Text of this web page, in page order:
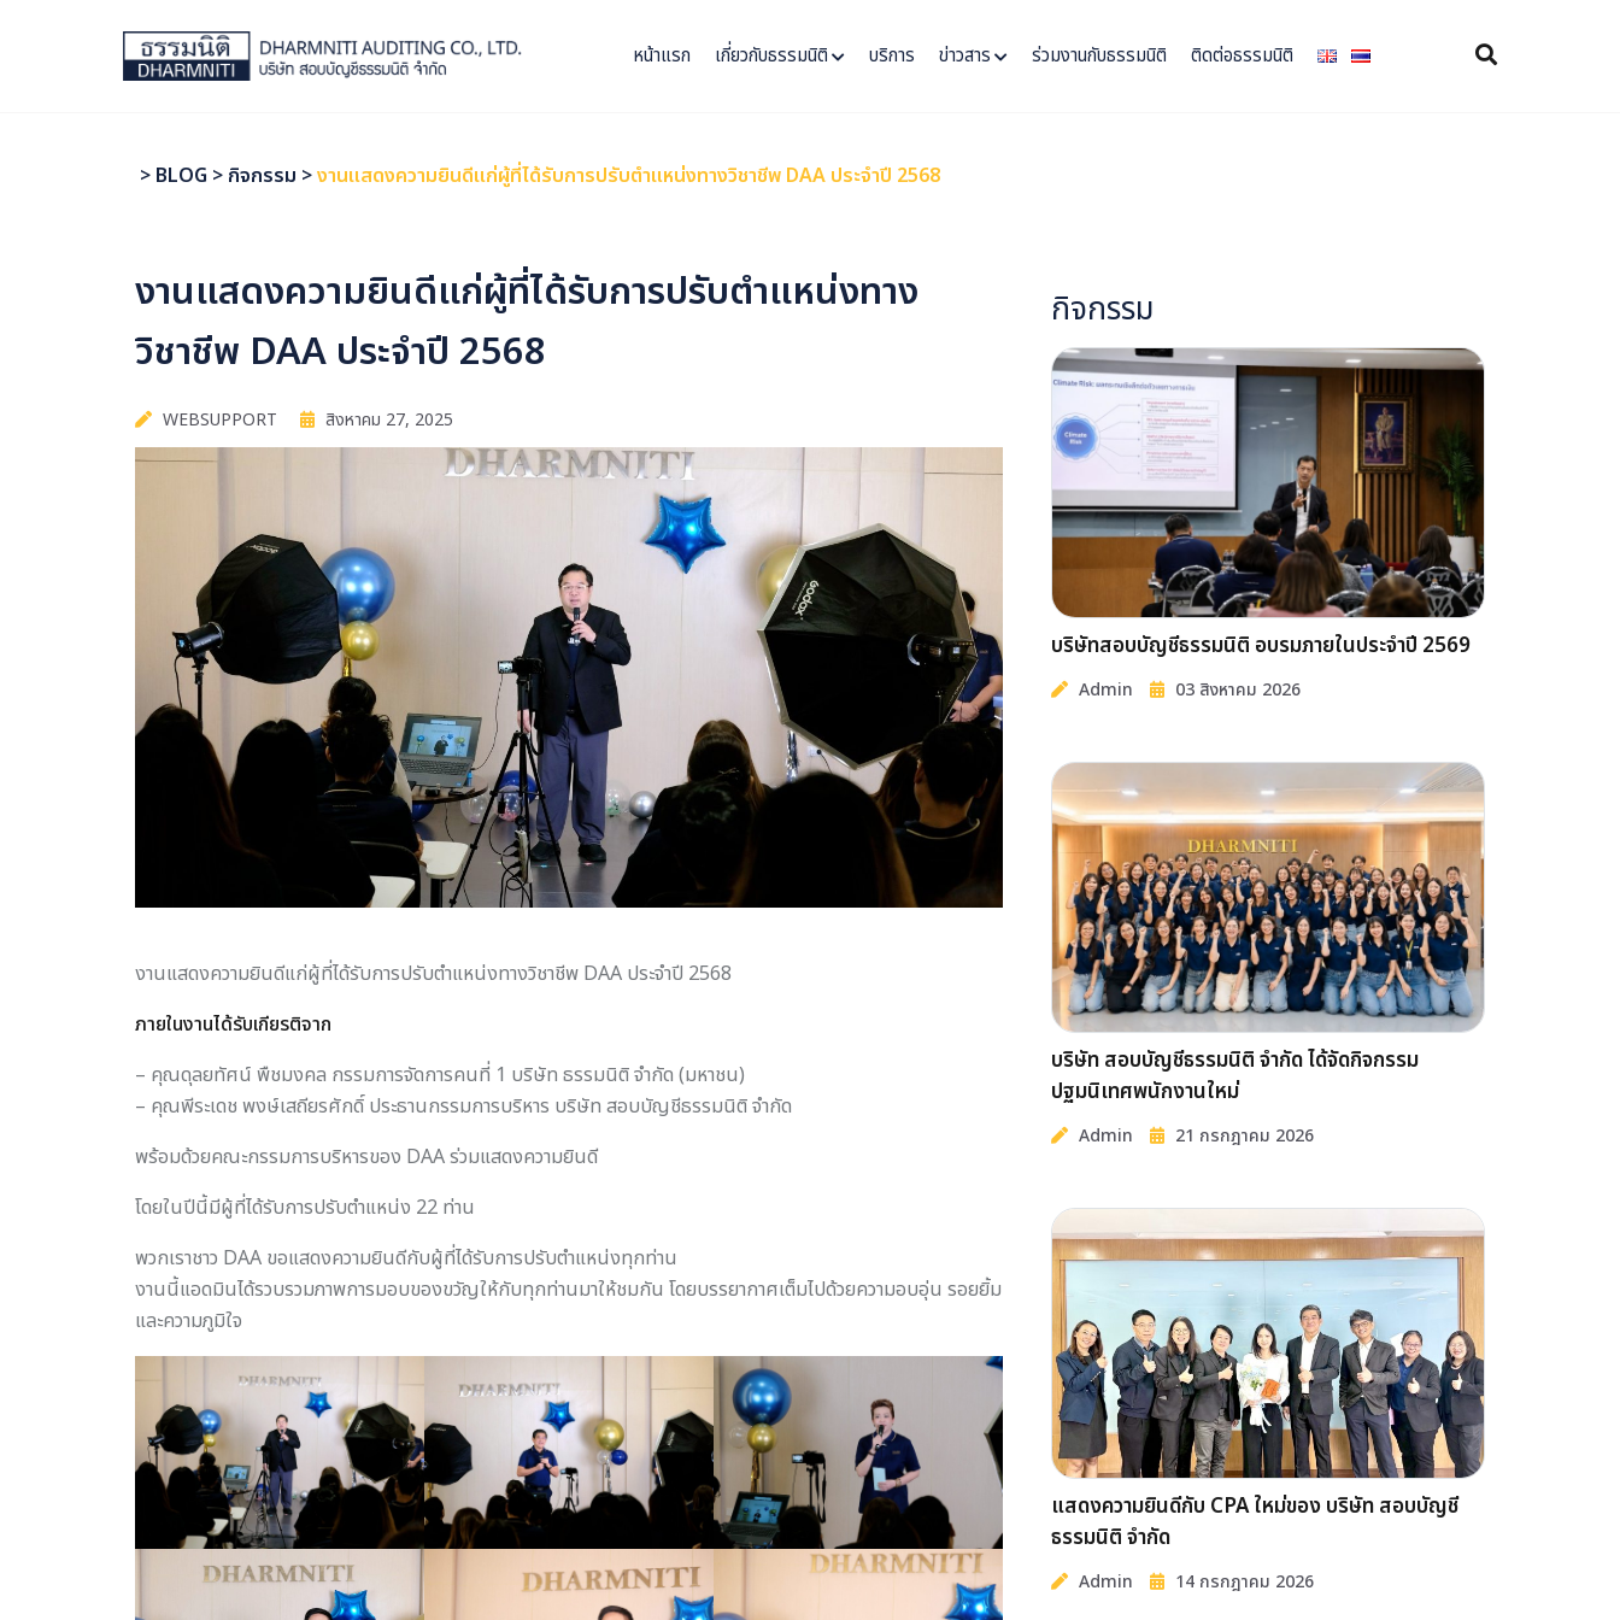
หน้าแรก เกี่ยวกับธรรมนิติ บริการ ข่าวสาร ร่วมงานกับธรรมนิติ ติดต่อธรรมนิติ
> BLOG > กิจกรรม >งานแสดงความยินดีแก่ผู้ที่ได้รับการปรับตำแหน่งทางวิชาชีพ DAA ประจำปี 2568
งานแสดงความยินดีแก่ผู้ที่ได้รับการปรับตำแหน่งทาง
วิชาชีพ DAA ประจำปี 2568
WEBSUPPORT สิงหาคม 27, 2025
งานแสดงความยินดีแก่ผู้ที่ได้รับการปรับตำแหน่งทางวิชาชีพ DAA ประจำปี 2568
ภายในงานได้รับเกียรติจาก
– คุณดุลยทัศน์ พืชมงคล กรรมการจัดการคนที่ 1 บริษัท ธรรมนิติ จำกัด (มหาชน)
– คุณพีระเดช พงษ์เสถียรศักดิ์ ประธานกรรมการบริหาร บริษัท สอบบัญชีธรรมนิติ จำกัด
พร้อมด้วยคณะกรรมการบริหารของ DAA ร่วมแสดงความยินดี
โดยในปีนี้มีผู้ที่ได้รับการปรับตำแหน่ง 22 ท่าน
พวกเราชาว DAA ขอแสดงความยินดีกับผู้ที่ได้รับการปรับตำแหน่งทุกท่าน
งานนี้แอดมินได้รวบรวมภาพการมอบของขวัญให้กับทุกท่านมาให้ชมกัน โดยบรรยากาศเต็มไปด้วยความอบอุ่น รอยยิ้ม
และความภูมิใจ
กิจกรรม
บริษัทสอบบัญชีธรรมนิติ อบรมภายในประจำปี 2569
Admin 03 สิงหาคม 2026
บริษัท สอบบัญชีธรรมนิติ จำกัด ได้จัดกิจกรรม
ปฐมนิเทศพนักงานใหม่
Admin 21 กรกฎาคม 2026
แสดงความยินดีกับ CPA ใหม่ของ บริษัท สอบบัญชี
ธรรมนิติ จำกัด
Admin 14 กรกฎาคม 2026